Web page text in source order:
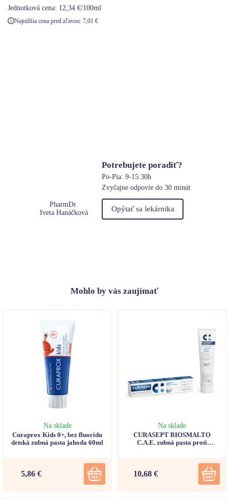
Jednotková cena: 12,34 €/100ml
Najnižšia cena pred zľavou: 7,01 €
PharmDr.
Iveta Hanáčková
Potrebujete poradiť?
Po-Pia: 9-15:30h
Zvyčajne odpovie do 30 minút
Opýtať sa lekárnika
Mohlo by vás zaujímať
Na sklade
Curaprox Kids 0+, bez fluoridu
detská zubná pasta jahoda 60ml
5,86 €
Na sklade
CURASEPT BIOSMALTO
C.A.E. zubná pasta proti
10,68 €